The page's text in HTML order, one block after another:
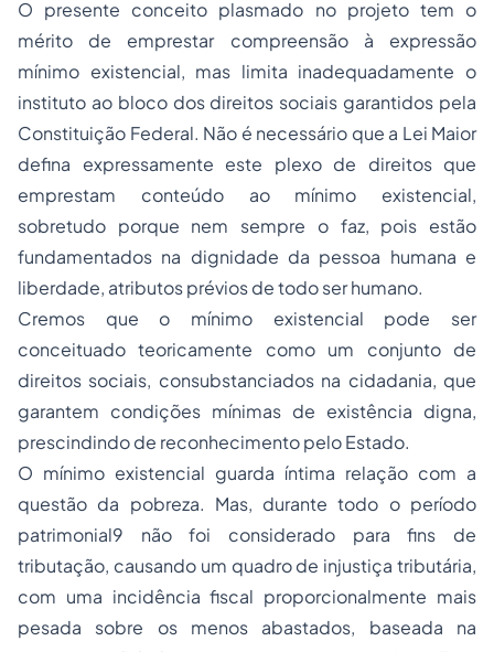
O presente conceito plasmado no projeto tem o
mérito de emprestar compreensão à expressão
mínimo existencial, mas limita inadequadamente o
instituto ao bloco dos direitos sociais garantidos pela
Constituição Federal. Não é necessário que a Lei Maior
defina expressamente este plexo de direitos que
emprestam conteúdo ao mínimo existencial,
sobretudo porque nem sempre o faz, pois estão
fundamentados na dignidade da pessoa humana e
liberdade, atributos prévios de todo ser humano.
Cremos que o mínimo existencial pode ser
conceituado teoricamente como um conjunto de
direitos sociais, consubstanciados na cidadania, que
garantem condições mínimas de existência digna,
prescindindo de reconhecimento pelo Estado.
O mínimo existencial guarda íntima relação com a
questão da pobreza. Mas, durante todo o período
patrimonial9 não foi considerado para fins de
tributação, causando um quadro de injustiça tributária,
com uma incidência fiscal proporcionalmente mais
pesada sobre os menos abastados, baseada na